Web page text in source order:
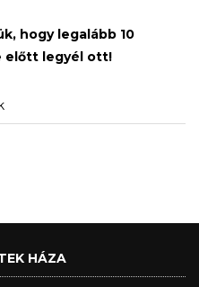
hogy legalább 10
előtt legyél ott!
HÁZA